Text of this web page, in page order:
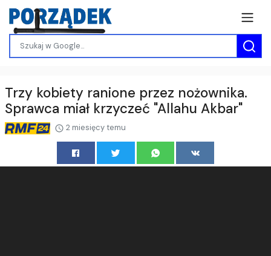
Trzy kobiety ranione przez nożownika.
Sprawca miał krzyczeć "Allahu Akbar"
2 miesięcy temu